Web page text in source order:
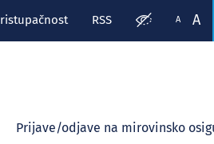
RSS A A
Prijave/odjave na mirovinsko